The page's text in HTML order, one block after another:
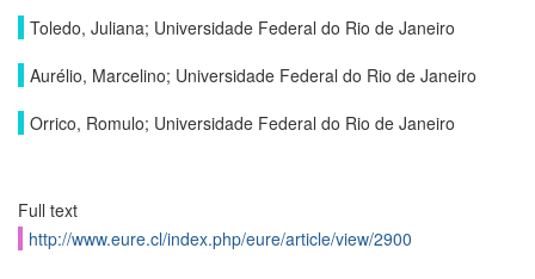
Toledo, Juliana; Universidade Federal do Rio de Janeiro
Aurélio, Marcelino; Universidade Federal do Rio de Janeiro
Orrico, Romulo; Universidade Federal do Rio de Janeiro
Full text
http://www.eure.cl/index.php/eure/article/view/2900